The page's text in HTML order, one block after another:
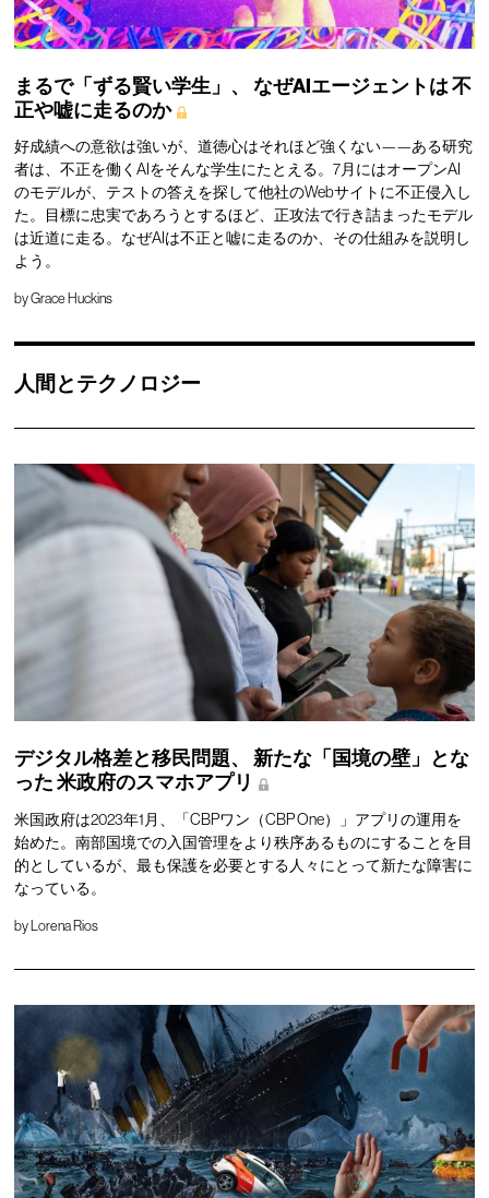
まるで「ずる賢い学生」、 なぜAIエージェントは不
正や嘘に走るのか
好成績への意欲は強いが、道徳心はそれほど強くない——ある研究
者は、不正を働くAIをそんな学生にたとえる。7月にはオープンAI
のモデルが、テストの答えを探して他社のWebサイトに不正侵入し
た。目標に忠実であろうとするほど、正攻法で行き詰まったモデル
は近道に走る。なぜAIは不正と嘘に走るのか、その仕組みを説明し
よう。
byGrace Huckins
人間とテクノロジー
デジタル格差と移民問題、
新たな「国境の壁」とな
った米政府のスマホアプリ
米国政府は2023年1月、「CBPワン（CBP One）」アプリの運用を
始めた。南部国境での入国管理をより秩序あるものにすることを目
的としているが、最も保護を必要とする人々にとって新たな障害に
なっている。
by Lorena Rios